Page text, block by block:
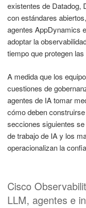
existentes de Datadog,
con estándares
agentes AppDynamics
adoptar la
tiempo que protegen
A medida que los
cuestiones de
agentes de IA tomar
cómo deben
secciones siguientes
de trabajo de IA y los
operacionalizan la
Cisco
LLM, agentes e